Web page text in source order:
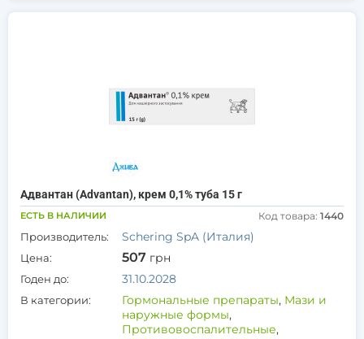
Адвантан (Advantan), крем 0,1% туба 15 г
ЕСТЬ В НАЛИЧИИ Код товара: 1440
Производитель: Schering SpA (Италия)
Цена: 507 грн
Годен до: 31.10.2028
В категории: Гормональные препараты, Мази и
наружные формы,
Противовоспалительные,